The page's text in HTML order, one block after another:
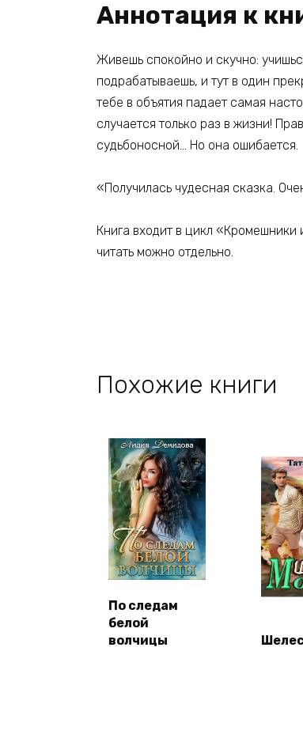
Аннотация к
Живешь спокойно и скучно:
подрабатываешь, и тут в один
тебе в объятия падает самая
случается только раз в жизни!
судьбоносной… Но она ошибается.
«Получилась чудесная сказка.
Книга входит в цикл «Кромешники
читать можно отдельно.
Похожие книги
По следам
белой
волчицы